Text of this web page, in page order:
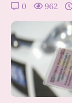
0 962